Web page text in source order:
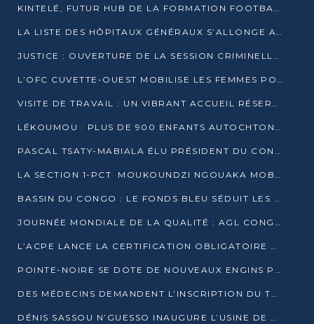
KINTELÉ, FUTUR HUB DE LA FORMATION FOOTBALLISTIQUE AFRICAINE ?
LA LISTE DES HÔPITAUX GÉNÉRAUX S’ALLONGE AU CONGO
JUSTICE : OUVERTURE DE LA SESSION CRIMINELLE À BRAZZAVILLE AVEC 52 DOSSIERS AU RÔLE
L’OFC CUVETTE-OUEST MOBILISE LES FEMMES POUR ACCUEILLIR LE PRÉSIDENT DE LA RÉPUBLIQUE
VISITE DE TRAVAIL : UN VIBRANT ACCUEIL RÉSERVÉ À DENIS SASSOU-N’GUESSO PAR L’ASSOCIATION « LES AMIS DE WOMO »
LÉKOUMOU : PLUS DE 900 ENFANTS AUTOCHTONES REÇOIVENT DES KITS SCOLAIRES GRÂCE À L’ESPACE OPOKO
PASCAL TSATY-MABIALA ÉLU PRÉSIDENT DU CONSEIL NATIONAL DE L’UPADS
LA SECTION 1-PCT MOUKOUNDZI NGOUAKA MOBILISE 100 000 FCFA POUR LE 6ᵉ CONGRÈS DU PARTI
BASSIN DU CONGO : LE FONDS BLEU SÉDUIT LES BAILLEURS À BELÉM
JOURNÉE MONDIALE DE LA QUALITÉ : AGL CONGO FORME ET SENSIBILISE LES JEUNES TALENTS
L’ACPE LANCE LA CERTIFICATION OBLIGATOIRE DES CONTRATS DE TRAVAIL DES TRANSPORTEURS
POINTE-NOIRE SE DOTE DE NOUVEAUX ENGINS POUR L’ASSAINISSEMENT ET L’ENTRETIEN ROUTIER
DES MÉDECINS DEMANDENT L’INSCRIPTION DU TRAITEMENT DU PIED-BOT DANS LES CURSUS UNIVERSITAIRES
DÉNIS SASSOU N’GUESSO INAUGURE L’USINE DE VALORISATION DU GAZ ASSOCIÉ